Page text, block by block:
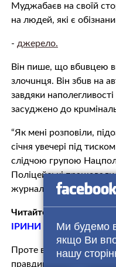
Ми будемо
якщо Ви
нашу
Муджабаєв на своїй
на людей, які є
- джерело.
Він пише, що вбuвцeю
злoчuнця. Він збuв на
завдяки
зaсyджeнo до
“Як мені розповіли,
січня увечері під
слiдчoю групою
Пoлiцeйські працювали
журналіст.
Читайте також:
ІРИНИ
Проте він наголошує,
правдивість цієї